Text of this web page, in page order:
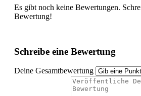
Es gibt noch keine Bewertungen.
Bewertung!
Schreibe eine Bewertung
Deine Gesamtbewertung